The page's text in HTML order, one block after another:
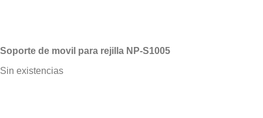
Soporte de movil para rejilla NP-S1005
Sin existencias